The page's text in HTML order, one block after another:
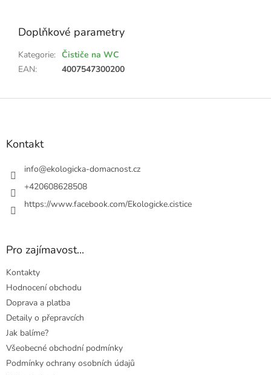
Doplňkové parametry
Kategorie: Čističe na WC
EAN: 4007547300200
Z
Kontakt
info@ekologicka-domacnost.cz
+420608628508
https://www.facebook.com/Ekologicke.cistice
Pro zajímavost...
Kontakty
Hodnocení obchodu
Doprava a platba
Detaily o přepravcích
Jak balíme?
Všeobecné obchodní podmínky
Podmínky ochrany osobních údajů